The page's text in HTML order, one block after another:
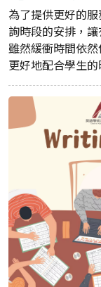
為了提供更好的
詢時段的安排，
雖然緩衝時間依
更好地配合學生